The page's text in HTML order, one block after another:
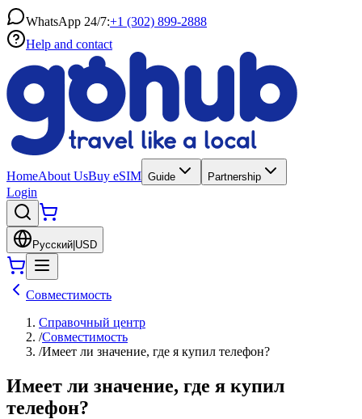
WhatsApp 24/7:+1 (302) 899-2888
Help and contact
HomeAbout UsBuy eSIM Guide Partnership
Login
Русский USD
Совместимость
Справочный центр
/Совместимость
/Имеет ли значение, где я купил телефон?
Имеет ли значение, где я купил
телефон?